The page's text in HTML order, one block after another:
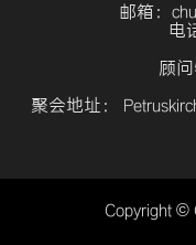
邮箱：
电
顾
聚会地址：
Copyright ©